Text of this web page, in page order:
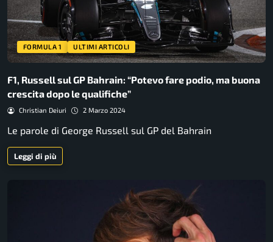
FORMULA 1 ULTIMI ARTICOLI
F1, Russell sul GP Bahrain: “Potevo fare podio, ma buona
crescita dopo le qualifiche”
Christian Deiuri 2 Marzo 2024
Le parole di George Russell sul GP del Bahrain
Leggi di più